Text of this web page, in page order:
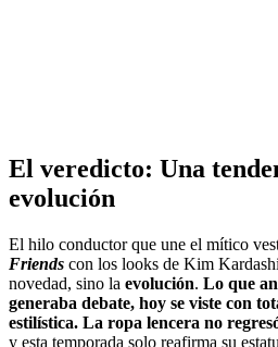
El veredicto: Una
evolución
El hilo conductor que une el mítico
Friends con los looks de Kim
novedad, sino la evolución. Lo que
generaba debate, hoy se viste con
estilística. La ropa lencera no
y esta temporada solo reafirma su